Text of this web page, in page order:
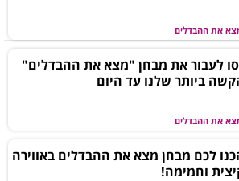
את ההבדלים
את ההבדלים
לעבור את מבחן "מצא את ההבדלים"
ביותר שלנו עד היום
לכם מבחן מצא את ההבדלים באווירה
וחמימה!